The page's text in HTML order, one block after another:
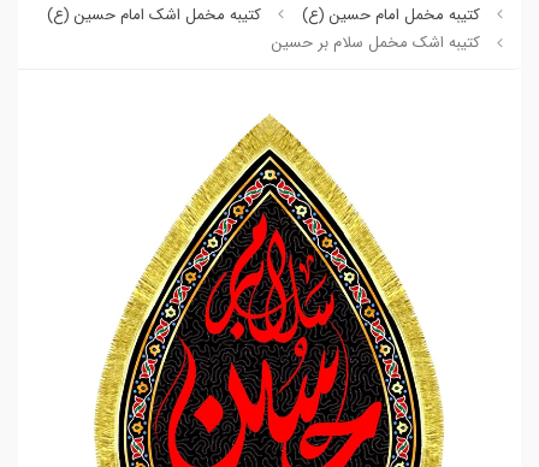
کتیبه مخمل امام حسین (ع)
کتیبه مخمل اشک امام حسین (ع)
کتیبه اشک مخمل سلام بر حسین